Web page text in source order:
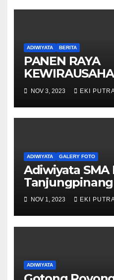
ADIWIYATA BERITA
PANEN RAYA
NEGERI 6
INI YANG KE-15
NOV 3, 2023 EKI
ADIWIYATA GALERY FOTO
Adiwiyata SMA
Tanjungpinang
NOV 1, 2023 EKI
ADIWIYATA